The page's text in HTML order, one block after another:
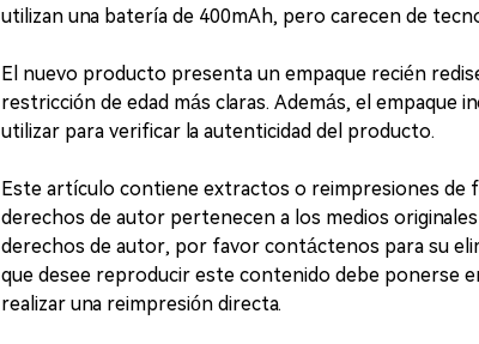
utilizan una batería de 400mAh, pero carecen de
El nuevo producto presenta un empaque recién
restricción de edad más claras. Además, el empaque
utilizar para verificar la autenticidad del producto.
Este artículo contiene extractos o reimpresiones de
derechos de autor pertenecen a los medios
derechos de autor, por favor contáctenos para su
que desee reproducir este contenido debe ponerse
realizar una reimpresión directa.